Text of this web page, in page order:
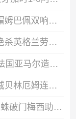
英格兰6-4法国获季军萨卡戴帽姆巴佩双响创纪录奥利塞2助+失良机
连续两届进决赛！阿根廷2-1绝杀英格兰劳塔罗恩佐破门梅西两助攻
时隔16年进决赛！西班牙2-0法国亚马尔造点奥亚萨瓦尔、波罗破门
晋级四强！英格兰加时2-1挪威贝林厄姆连场双响谢尔德鲁普破门
阿根廷加时3-1瑞士进4强小蜘蛛破门梅西助攻麦卡恩博洛假摔染红